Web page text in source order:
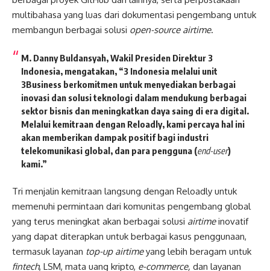
multibahasa yang luas dari dokumentasi pengembang untuk
membangun berbagai solusi open-source airtime.
M. Danny Buldansyah, Wakil Presiden Direktur 3
Indonesia, mengatakan, “3 Indonesia melalui unit
3Business berkomitmen untuk menyediakan berbagai
inovasi dan solusi teknologi dalam mendukung berbagai
sektor bisnis dan meningkatkan daya saing di era digital.
Melalui kemitraan dengan Reloadly, kami percaya hal ini
akan memberikan dampak positif bagi industri
telekomunikasi global, dan para pengguna (end-user)
kami.”
Tri menjalin kemitraan langsung dengan Reloadly untuk
memenuhi permintaan dari komunitas pengembang global
yang terus meningkat akan berbagai solusi airtimeinovatif
yang dapat diterapkan untuk berbagai kasus penggunaan,
termasuk layanan top-up airtimeyang lebih beragam untuk
fintech, LSM, mata uang kripto, e-commerce, dan layanan